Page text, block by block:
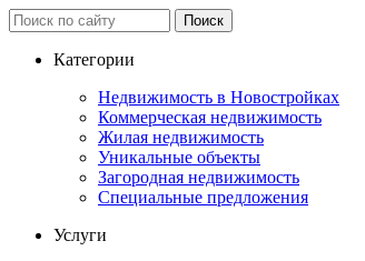
Категории
Недвижимость в Новостройках
Коммерческая недвижимость
Жилая недвижимость
Уникальные объекты
Загородная недвижимость
Специальные предложения
Услуги